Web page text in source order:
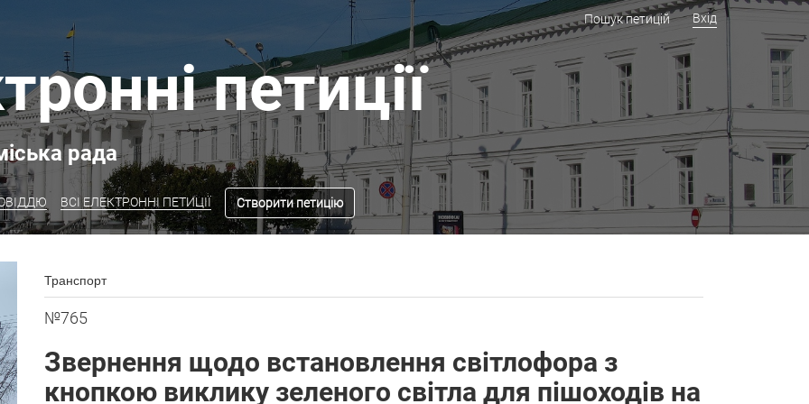
Пошук петицій Вхід
петиції
рада
ВСІ ЕЛЕКТРОННІ ПЕТИЦІЇ Створити петицію
Транспорт
№765
Звернення щодо встановлення світлофора з
кнопкою виклику зеленого світла для пішоходів на